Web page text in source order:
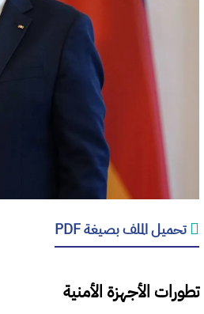
تحميل الملف بصيغة PDF
تطورات الأجهزة الأمنية